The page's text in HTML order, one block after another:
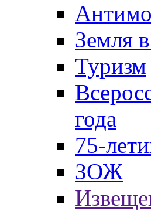
Земля
Туризм
года
75-
ЗОЖ